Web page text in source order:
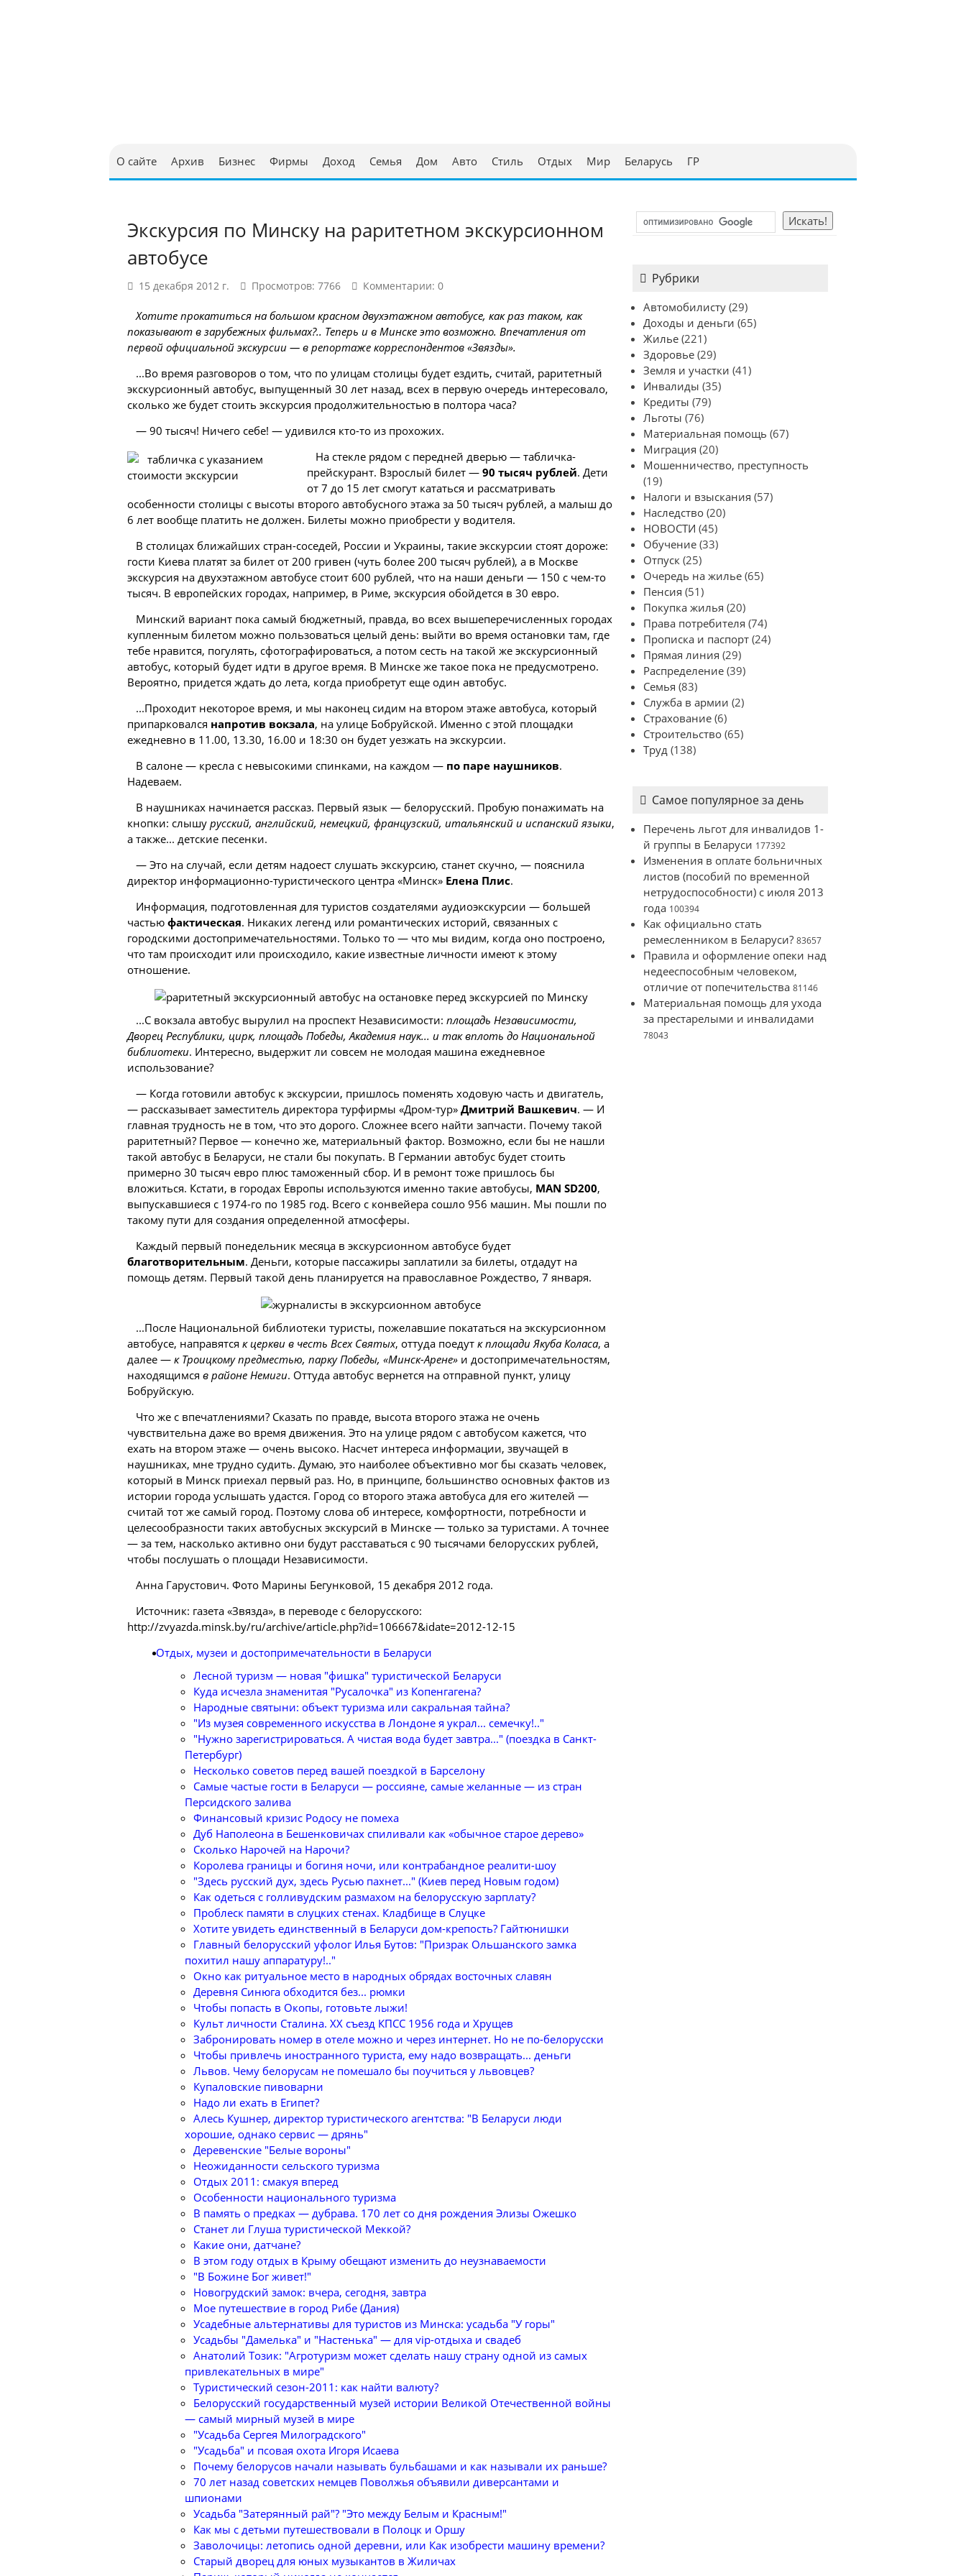
О сайте Архив Бизнес Фирмы Доход Семья Дом Авто Стиль Отдых Мир Беларусь ГР
Экскурсия по Минску на раритетном экскурсионном
автобусе
15 декабря 2012 г. Просмотров: 7766 Комментарии: 0
Хотите прокатиться на большом красном двухэтажном автобусе, как раз таком, как
показывают в зарубежных фильмах?.. Теперь и в Минске это возможно. Впечатления от
первой официальной экскурсии — в репортаже корреспондентов «Звязды».
...Во время разговоров о том, что по улицам столицы будет ездить, считай, раритетный
экскурсионный автобус, выпущенный 30 лет назад, всех в первую очередь интересовало,
сколько же будет стоить экскурсия продолжительностью в полтора часа?
— 90 тысяч! Ничего себе! — удивился кто-то из прохожих.
На стекле рядом с передней дверью — табличка-
прейскурант. Взрослый билет — 90 тысяч рублей. Дети
от 7 до 15 лет смогут кататься и рассматривать
особенности столицы с высоты второго автобусного этажа за 50 тысяч рублей, а малыш до
6 лет вообще платить не должен. Билеты можно приобрести у водителя.
В столицах ближайших стран-соседей, России и Украины, такие экскурсии стоят дороже:
гости Киева платят за билет от 200 гривен (чуть более 200 тысяч рублей), а в Москве
экскурсия на двухэтажном автобусе стоит 600 рублей, что на наши деньги — 150 с чем-то
тысяч. В европейских городах, например, в Риме, экскурсия обойдется в 30 евро.
Минский вариант пока самый бюджетный, правда, во всех вышеперечисленных городах
купленным билетом можно пользоваться целый день: выйти во время остановки там, где
тебе нравится, погулять, сфотографироваться, а потом сесть на такой же экскурсионный
автобус, который будет идти в другое время. В Минске же такое пока не предусмотрено.
Вероятно, придется ждать до лета, когда приобретут еще один автобус.
...Проходит некоторое время, и мы наконец сидим на втором этаже автобуса, который
припарковался напротив вокзала, на улице Бобруйской. Именно с этой площадки
ежедневно в 11.00, 13.30, 16.00 и 18:30 он будет уезжать на экскурсии.
В салоне — кресла с невысокими спинками, на каждом — по паре наушников.
Надеваем.
В наушниках начинается рассказ. Первый язык — белорусский. Пробую понажимать на
кнопки: слышу русский, английский, немецкий, французский, итальянский и испанский языки,
а также... детские песенки.
— Это на случай, если детям надоест слушать экскурсию, станет скучно, — пояснила
директор информационно-туристического центра «Минск» Елена Плис.
Информация, подготовленная для туристов создателями аудиоэкскурсии — большей
частью фактическая. Никаких легенд или романтических историй, связанных с
городскими достопримечательностями. Только то — что мы видим, когда оно построено,
что там происходит или происходило, какие известные личности имеют к этому
отношение.
...С вокзала автобус вырулил на проспект Независимости: площадь Независимости,
Дворец Республики, цирк, площадь Победы, Академия наук... и так вплоть до Национальной
библиотеки. Интересно, выдержит ли совсем не молодая машина ежедневное
использование?
— Когда готовили автобус к экскурсии, пришлось поменять ходовую часть и двигатель,
— рассказывает заместитель директора турфирмы «Дром-тур» Дмитрий Вашкевич. — И
главная трудность не в том, что это дорого. Сложнее всего найти запчасти. Почему такой
раритетный? Первое — конечно же, материальный фактор. Возможно, если бы не нашли
такой автобус в Беларуси, не стали бы покупать. В Германии автобус будет стоить
примерно 30 тысяч евро плюс таможенный сбор. И в ремонт тоже пришлось бы
вложиться. Кстати, в городах Европы используются именно такие автобусы, MAN SD200,
выпускавшиеся с 1974-го по 1985 год. Всего с конвейера сошло 956 машин. Мы пошли по
такому пути для создания определенной атмосферы.
Каждый первый понедельник месяца в экскурсионном автобусе будет
благотворительным. Деньги, которые пассажиры заплатили за билеты, отдадут на
помощь детям. Первый такой день планируется на православное Рождество, 7 января.
...После Национальной библиотеки туристы, пожелавшие покататься на экскурсионном
автобусе, направятся к церкви в честь Всех Святых, оттуда поедут к площади Якуба Коласа, а
далее — к Троицкому предместью, парку Победы, «Минск-Арене» и достопримечательностям,
находящимся в районе Немиги. Оттуда автобус вернется на отправной пункт, улицу
Бобруйскую.
Что же с впечатлениями? Сказать по правде, высота второго этажа не очень
чувствительна даже во время движения. Это на улице рядом с автобусом кажется, что
ехать на втором этаже — очень высоко. Насчет интереса информации, звучащей в
наушниках, мне трудно судить. Думаю, это наиболее объективно мог бы сказать человек,
который в Минск приехал первый раз. Но, в принципе, большинство основных фактов из
истории города услышать удастся. Город со второго этажа автобуса для его жителей —
считай тот же самый город. Поэтому слова об интересе, комфортности, потребности и
целесообразности таких автобусных экскурсий в Минске — только за туристами. А точнее
— за тем, насколько активно они будут расставаться с 90 тысячами белорусских рублей,
чтобы послушать о площади Независимости.
Анна Гарустович. Фото Марины Бегунковой, 15 декабря 2012 года.
Источник: газета «Звязда», в переводе с белорусского:
http://zvyazda.minsk.by/ru/archive/article.php?id=106667&idate=2012-12-15
Отдых, музеи и достопримечательности в Беларуси
Лесной туризм — новая "фишка" туристической Беларуси
Куда исчезла знаменитая "Русалочка" из Копенгагена?
Народные святыни: объект туризма или сакральная тайна?
"Из музея современного искусства в Лондоне я украл... семечку!.."
"Нужно зарегистрироваться. А чистая вода будет завтра..." (поездка в Санкт-
Петербург)
Несколько советов перед вашей поездкой в Барселону
Самые частые гости в Беларуси — россияне, самые желанные — из стран
Персидского залива
Финансовый кризис Родосу не помеха
Дуб Наполеона в Бешенковичах спиливали как «обычное старое дерево»
Сколько Нарочей на Нарочи?
Королева границы и богиня ночи, или контрабандное реалити-шоу
"Здесь русский дух, здесь Русью пахнет..." (Киев перед Новым годом)
Как одеться с голливудским размахом на белорусскую зарплату?
Проблеск памяти в слуцких стенах. Кладбище в Слуцке
Хотите увидеть единственный в Беларуси дом-крепость? Гайтюнишки
Главный белорусский уфолог Илья Бутов: "Призрак Ольшанского замка
похитил нашу аппаратуру!.."
Окно как ритуальное место в народных обрядах восточных славян
Деревня Синюга обходится без... рюмки
Чтобы попасть в Окопы, готовьте лыжи!
Культ личности Сталина. ХХ съезд КПСС 1956 года и Хрущев
Забронировать номер в отеле можно и через интернет. Но не по-белорусски
Чтобы привлечь иностранного туриста, ему надо возвращать... деньги
Львов. Чему белорусам не помешало бы поучиться у львовцев?
Купаловские пивоварни
Надо ли ехать в Египет?
Алесь Кушнер, директор туристического агентства: "В Беларуси люди
хорошие, однако сервис — дрянь"
Деревенские "Белые вороны"
Неожиданности сельского туризма
Отдых 2011: смакуя вперед
Особенности национального туризма
В память о предках — дубрава. 170 лет со дня рождения Элизы Ожешко
Станет ли Глуша туристической Меккой?
Какие они, датчане?
В этом году отдых в Крыму обещают изменить до неузнаваемости
"В Божине Бог живет!"
Новогрудский замок: вчера, сегодня, завтра
Мое путешествие в город Рибе (Дания)
Усадебные альтернативы для туристов из Минска: усадьба "У горы"
Усадьбы "Дамелька" и "Настенька" — для vip-отдыха и свадеб
Анатолий Тозик: "Агротуризм может сделать нашу страну одной из самых
привлекательных в мире"
Туристический сезон-2011: как найти валюту?
Белорусский государственный музей истории Великой Отечественной войны
— самый мирный музей в мире
"Усадьба Сергея Милоградского"
"Усадьба" и псовая охота Игоря Исаева
Почему белорусов начали называть бульбашами и как называли их раньше?
70 лет назад советских немцев Поволжья объявили диверсантами и
шпионами
Усадьба "Затерянный рай"? "Это между Белым и Красным!"
Как мы с детьми путешествовали в Полоцк и Оршу
Заволочицы: летопись одной деревни, или Как изобрести машину времени?
Старый дворец для юных музыкантов в Жиличах
Рубрики
Автомобилисту (29)
Доходы и деньги (65)
Жилье (221)
Здоровье (29)
Земля и участки (41)
Инвалиды (35)
Кредиты (79)
Льготы (76)
Материальная помощь (67)
Миграция (20)
Мошенничество, преступность
(19)
Налоги и взыскания (57)
Наследство (20)
НОВОСТИ (45)
Обучение (33)
Отпуск (25)
Очередь на жилье (65)
Пенсия (51)
Покупка жилья (20)
Права потребителя (74)
Прописка и паспорт (24)
Прямая линия (29)
Распределение (39)
Семья (83)
Служба в армии (2)
Страхование (6)
Строительство (65)
Труд (138)
Самое популярное за день
Перечень льгот для инвалидов 1-
й группы в Беларуси 177392
Изменения в оплате больничных
листов (пособий по временной
нетрудоспособности) с июля 2013
года 100394
Как официально стать
ремесленником в Беларуси? 83657
Правила и оформление опеки над
недееспособным человеком,
отличие от попечительства 81146
Материальная помощь для ухода
за престарелыми и инвалидами
78043